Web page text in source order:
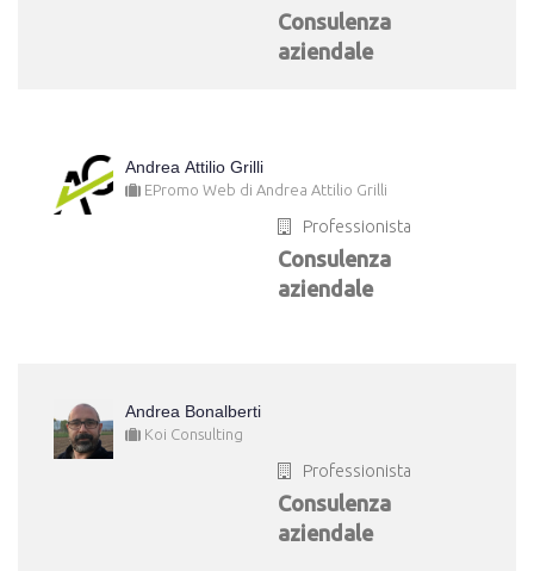
Consulenza
aziendale
Andrea Attilio Grilli
EPromo Web di Andrea Attilio Grilli
Professionista
Consulenza
aziendale
Andrea Bonalberti
Koi Consulting
Professionista
Consulenza
aziendale